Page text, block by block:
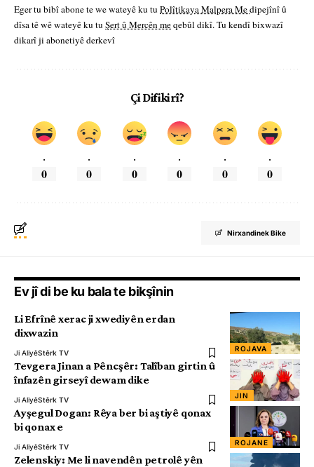
Eger tu bibî abone te we wateyê ku tu Polîtikaya Malpera Medipejînî û
dîsa tê wê wateyê ku tu Şert û Mercên meqebûl dikî. Tu kendî bixwazî
dikarî ji abonetiyê derkevî
Çi Difikirî?
.
0
.
0
.
0
.
0
.
0
.
0
Nirxandinek Bike
Ev jî di be ku bala te bikşînin
ROJAVA
Li Efrînê xerac ji xwediyên erdan
dixwazin
Ji AliyêStêrk TV
JIN
Tevgera Jinan a Pêncşêr: Talîban girtin û
înfazên girseyî dewam dike
Ji AliyêStêrk TV
ROJANE
Ayşegul Dogan: Rêya ber bi aştiyê qonax
bi qonax e
Ji AliyêStêrk TV
Zelenskiy: Me li navendên petrolê yên